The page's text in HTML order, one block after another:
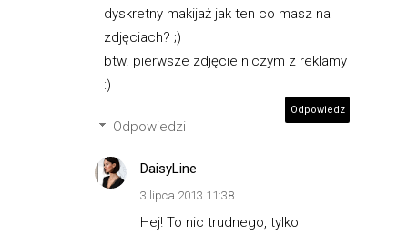
dyskretny makijaż jak ten co masz na
zdjęciach? ;)
btw. pierwsze zdjęcie niczym z reklamy
:)
Odpowiedz
Odpowiedzi
DaisyLine
3 lipca 2013 11:38
Hej! To nic trudnego, tylko